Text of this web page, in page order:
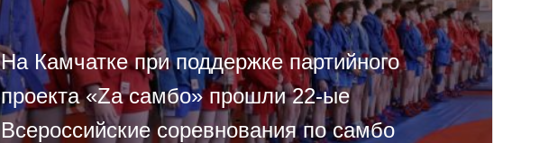
На Камчатке при поддержке партийного
проекта «Za самбо» прошли 22-ые
Всероссийские соревнования по самбо